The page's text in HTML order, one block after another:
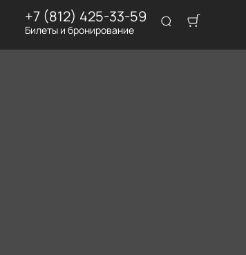
+7 (812) 425-33-59
Билеты и бронирование